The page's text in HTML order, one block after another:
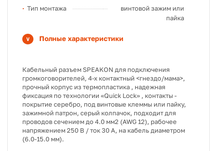
Тип монтажа
винтовой зажим или
пайка
Полные характеристики
Кабельный разъем SPEAKON для подключения
громкоговорителей, 4-х контактный <гнездо/мама>,
прочный корпус из термопластика , надежная
фиксация по технологии «Quick Lock» , контакты -
покрытие серебро, под винтовые клеммы или пайку,
зажимной патрон, серый колпачок, подходит для
проводов сечением до 4.0 мм2 (AWG 12), рабочее
напряжением 250 В / ток 30 А, на кабель диаметром
(6.0-15.0 мм).